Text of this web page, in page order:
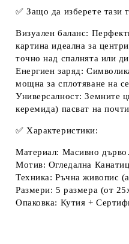
✅Защо да изберете тази
Визуален баланс:
картина идеална за
точно над спалнята или
Енергиен заряд:
мощна за сплотяване на
Универсалност: Земните
керемида) пасват на
✅ Характеристики:
Материал: Масивно дърво.
Мотив: Огледална
Техника: Ръчна живопис
Размери: 5 размера (от
Опаковка: Кутия +